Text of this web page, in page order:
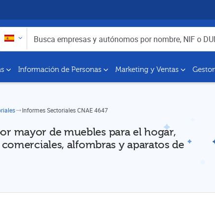
Información de Personas Marketing y Ventas
Informes Sectoriales CNAE 4647
mayor de muebles para el hogar,
alfombras y aparatos de